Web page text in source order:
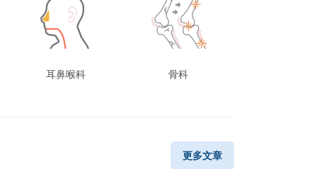
耳鼻喉科 骨科
更多文章